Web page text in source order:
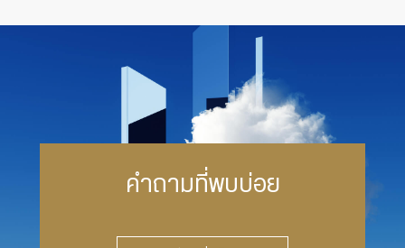
คำถามที่พบบ่อย